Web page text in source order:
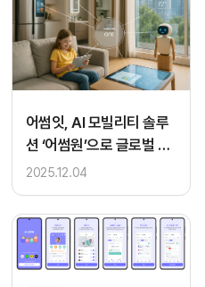
어썸잇, AI 모빌리티 솔루
션 ‘어썸원’으로 글로벌 E
MM 시장 본격 진출
2025.12.04